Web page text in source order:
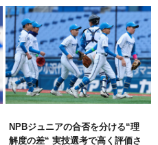
NPBジュニアの合否を分ける“理
解度の差“ 実技選考で高く評価さ